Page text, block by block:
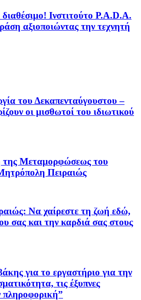
Ινστιτούτο P.A.D.A.
αξιοποιώντας την τεχνητή
του Δεκαπενταύγουστου –
οι μισθωτοί του ιδιωτικού
της Μεταμορφώσεως του
Πειραιώς
Να χαίρεστε τη ζωή εδώ,
σας και την καρδιά σας στους
για το εργαστήριο για την
τις έξυπνες
πληροφορική”